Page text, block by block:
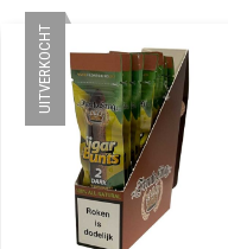
UITVERKOCHT